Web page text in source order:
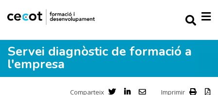
Servei diagnòstic de formació a
l'empresa
Comparteix Imprimir